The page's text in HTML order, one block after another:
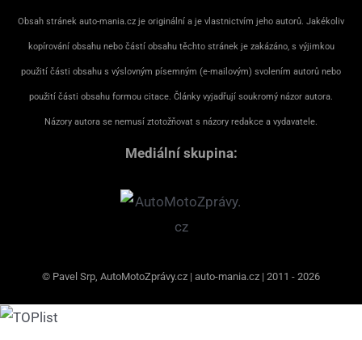
Obsah stránek auto-mania.cz je originální a je vlastnictvím jeho autorů. Jakékoliv
kopírování obsahu nebo částí obsahu těchto stránek je zakázáno, s výjimkou
použití části obsahu s výslovným písemným (e-mailovým) svolením autorů nebo
použití části obsahu formou citace. Články vyjadřují soukromý názor autora.
Názory autora se nemusí ztotožňovat s názory redakce a vydavatele.
Mediální skupina:
© Pavel Srp, AutoMotoZprávy.cz | auto-mania.cz | 2011 - 2026